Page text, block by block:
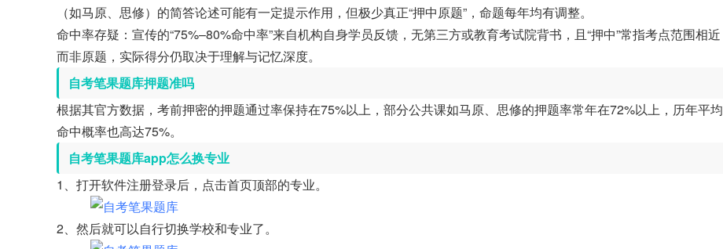
（如马原、思修）的简答论述可能有一定提示作用，但极少真正“押中原题”，命题每年均有调整。
命中率存疑：宣传的“75%–80%命中率”来自机构自身学员反馈，无第三方或教育考试院背书，且“押中”常指考点范围相近
而非原题，实际得分仍取决于理解与记忆深度。
自考笔果题库押题准吗
根据其官方数据，考前押密的押题通过率保持在75%以上，部分公共课如马原、思修的押题率常年在72%以上，历年平均
命中概率也高达75%。
自考笔果题库app怎么换专业
1、打开软件注册登录后，点击首页顶部的专业。
2、然后就可以自行切换学校和专业了。